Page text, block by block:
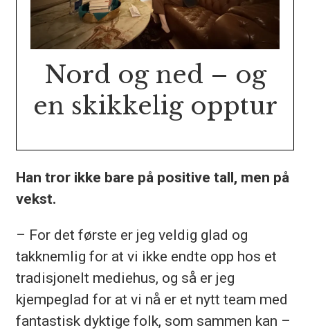
Nord og ned – og
en skikkelig opptur
Han tror ikke bare på positive tall, men på
vekst.
– For det første er jeg veldig glad og
takknemlig for at vi ikke endte opp hos et
tradisjonelt mediehus, og så er jeg
kjempeglad for at vi nå er et nytt team med
fantastisk dyktige folk, som sammen kan –